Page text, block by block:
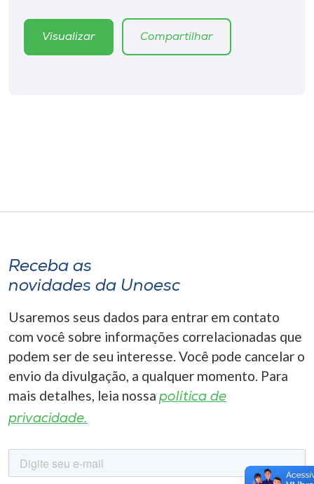
Visualizar Compartilhar
Receba as
novidades da Unoesc
Usaremos seus dados para entrar em contato
com você sobre informações correlacionadas que
podem ser de seu interesse. Você pode cancelar o
envio da divulgação, a qualquer momento. Para
mais detalhes, leia nossa política de
privacidade.